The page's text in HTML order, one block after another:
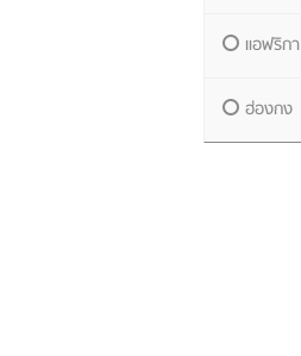
แอฟริกา
ฮ่องกง